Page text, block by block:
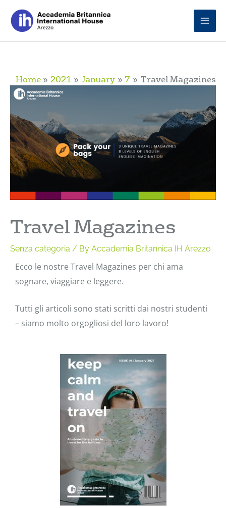
Home 2021 January 7 Travel Magazines
Travel Magazines
Senza categoria / By Accademia Britannica IH Arezzo
Ecco le nostre Travel Magazines per chi ama
sognare, viaggiare e leggere.
Tutti gli articoli sono stati scritti dai nostri studenti
– siamo molto orgogliosi del loro lavoro!